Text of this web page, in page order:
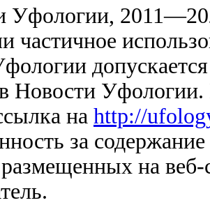
Уфологии,
частичное
Новости
на http://
за
на